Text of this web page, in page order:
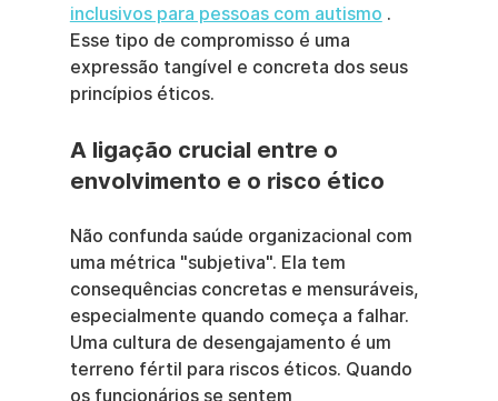
inclusivos para pessoas com autismo .
Esse tipo de compromisso é uma
expressão tangível e concreta dos seus
princípios éticos.
A ligação crucial entre o
envolvimento e o risco ético
Não confunda saúde organizacional com
uma métrica "subjetiva". Ela tem
consequências concretas e mensuráveis,
especialmente quando começa a falhar.
Uma cultura de desengajamento é um
terreno fértil para riscos éticos. Quando
os funcionários se sentem